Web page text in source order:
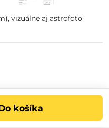
vizuálne aj astrofoto
Do košíka